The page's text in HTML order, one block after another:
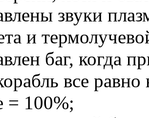
звуки
и
баг, когда
все равно
100%;